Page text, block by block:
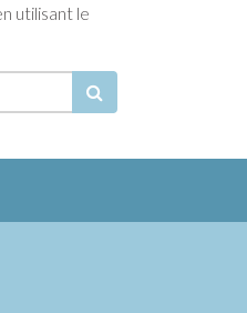
utilisant le